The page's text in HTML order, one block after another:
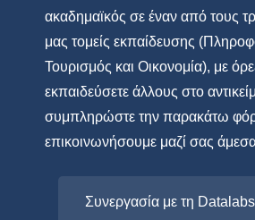
ακαδημαϊκός σε έναν από τους
μας τομείς εκπαίδευσης
Τουρισμός και Οικονομία), με
εκπαιδεύσετε άλλους στο
συμπληρώστε την παρακάτω
επικοινωνήσουμε μαζί σας
Συνεργασία με τη Datalabs